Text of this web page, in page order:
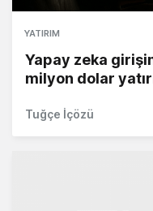
YATIRIM
Yapay zeka
milyon dolar
Tuğçe İçözü